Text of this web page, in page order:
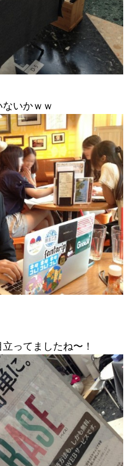
いかｗｗ
ってましたね〜！